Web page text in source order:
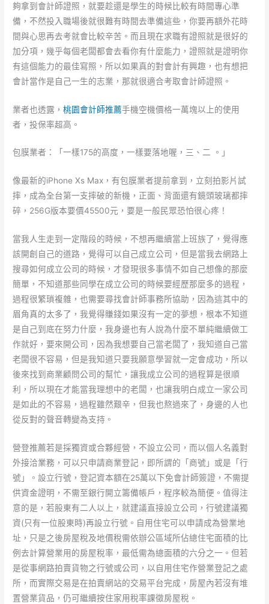
夠拿到會計師證照，就要趁還是學生的時候比較有時間專心準
備，不然投入職場後就很難有時間去準備這些，你要再額外花時
間與心思再去考就會比較辛苦。而且現在求職有證照就是很好的
加分項，幾乎每個老闆都會去看你有什麼能力，證照就是證明你
有這個能力的最佳寫照，所以如果真的對會計有興趣，也有想把
會計當作是自己一生的志業，那就很適合考取會計師證照。
業者也透露，桃園會計師推薦手機空機價格一萬塊以上的使用
者，投保率超高。
包膜業者：「一樣175的高度，一樣要落地喔，三、二 。」
像最新的iPhone Xs Max，有包膜業者提前拿到，立刻拍影片試
摔，成為全台第一支摔破的新機，正面、背面還有鏡頭玻璃都摔
碎，256G版本要價45500元，要是一般民眾恐怕很心疼！
當我人生走到一定階段的時候，不想再繼續當上班族了，覺得應
該開創自己的道路，覺得可以自己成立公司，但是當我去網路上
搜尋如何成立公司的時候，才發現很多事情不如自己想像的那麼
簡單，不知道那些同學在成立公司的時候要經歷那麼多的過程，
過程很繁瑣複雜，也需要尋找會計師事務所協助，因為這其中的
眉角真的太多了，我覺得賺錢如果沒有一定的夢想，根本不知道
是自己到底在努力什麼，我身邊也有人說為什麼不單純繼續做工
作就好，要來開公司，因為我想要自己當老闆了，我知道自己當
老闆很不容易，但是我知道只要我願意學習就一定會成功，所以
後來找到商業顧問公司的幫忙，讓我成立公司的過程算是很順
利，所以現在才能當我理想中的老闆，也讓我明白成立一家公司
是如此的不容易，過程雖然艱辛，但我也熬過來了，身邊的人也
從反對的聲音轉變為支持。
營登推薦若是採獨資或合夥經營，不設立公司，而以個人名義對
外接洽業務，可以只申請商業登記，即所謂的「商號」或是「行
號」。設立行號，登記資本額在25萬以下免會計師簽證，不需提
供資金證明，不需至銀行開立籌備帳戶，程序較為簡便。值得注
意的是，若股東有二人以上，就建議直接設立公司，行號建議獨
資(只有一位股東時)再設立行號。自用住宅可以申請成為營業地
址，只是之後房屋稅及地價稅需依辦公區域所佔總住宅面積的比
例去計算營業用的房屋稅率，最低需為總面積的六分之一。但若
是從事網路拍賣貨物之行號或公司，以自用住宅作營業登記之處
所，而實際交易是在拍賣網站的交易平台完成，房屋內若沒有堆
置營業貨品，仍可繼續按住家用稅率課徵房屋稅。